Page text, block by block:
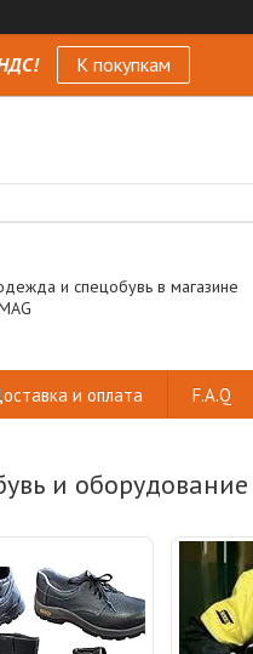
К покупкам
и спецобувь в магазине
и оплата F.A.Q
и оборудование